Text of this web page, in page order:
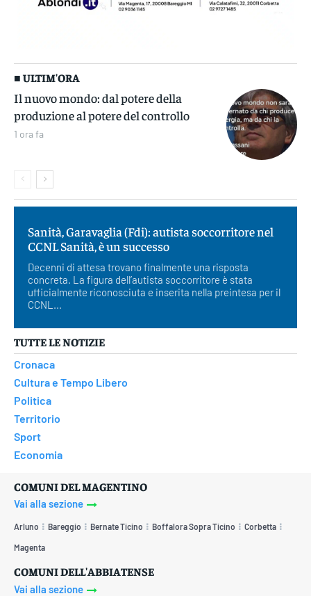
■ ULTIM'ORA
Il nuovo mondo: dal potere della
produzione al potere del controllo
1 ora fa
Sanità, Garavaglia (Fdi): autista soccorritore nel
CCNL Sanità, è un successo
Decenni di attesa trovano finalmente una risposta
concreta. La figura dell’autista soccorritore è stata
ufficialmente riconosciuta e inserita nella preintesa per il
CCNL...
TUTTE LE NOTIZIE
Cronaca
Cultura e Tempo Libero
Politica
Territorio
Sport
Economia
COMUNI DEL MAGENTINO
Vai alla sezione
Arluno Bareggio Bernate Ticino Boffalora Sopra Ticino Corbetta
Magenta
COMUNI DELL'ABBIATENSE
Vai alla sezione